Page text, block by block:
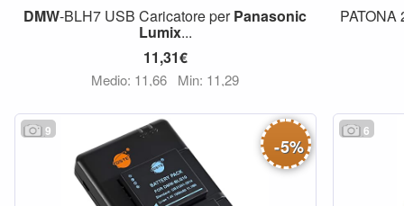
DMW-BLH7 USB Caricatore perPanasonic
Lumix...
11,31€
Medio: 11,66 Min: 11,29
9
-5%
6